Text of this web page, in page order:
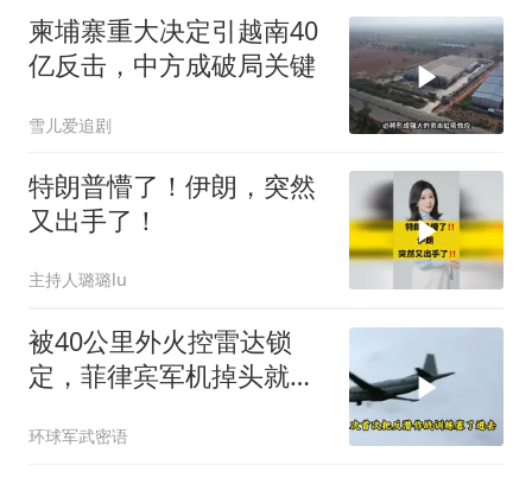
柬埔寨重大决定引越南40
亿反击，中方成破局关键
雪儿爱追剧
特朗普懵了！伊朗，突然
又出手了！
主持人璐璐lu
被40公里外火控雷达锁
定，菲律宾军机掉头就
场
环球军武密语